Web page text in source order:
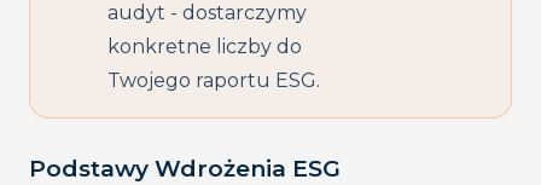
audyt - dostarczymy
konkretne liczby do
Twojego raportu ESG.
Podstawy Wdrożenia ESG